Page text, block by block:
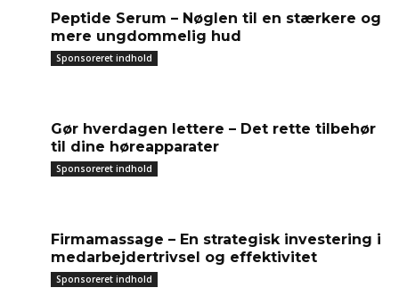
Peptide Serum – Nøglen til en stærkere og
mere ungdommelig hud
Sponsoreret indhold
Gør hverdagen lettere – Det rette tilbehør
til dine høreapparater
Sponsoreret indhold
Firmamassage – En strategisk investering i
medarbejdertrivsel og effektivitet
Sponsoreret indhold